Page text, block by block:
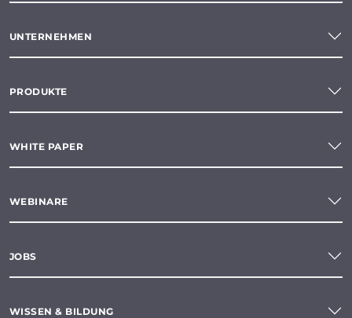
UNTERNEHMEN
PRODUKTE
WHITE PAPER
WEBINARE
JOBS
WISSEN & BILDUNG